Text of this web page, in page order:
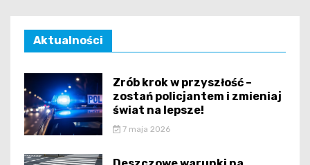
Aktualności
Zrób krok w przyszłość –
zostań policjantem i zmieniaj
świat na lepsze!
7 maja 2026